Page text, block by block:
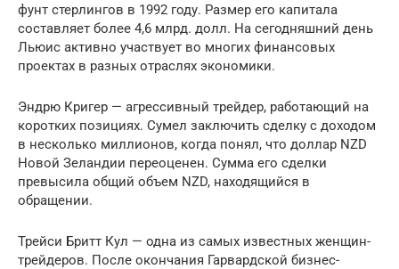
фунт стерлингов в 1992 году. Размер его капитала
составляет более 4,6 млрд. долл. На сегодняшний день
Льюис активно участвует во многих финансовых
проектах в разных отраслях экономики.
Эндрю Кригер — агрессивный трейдер, работающий на
коротких позициях. Сумел заключить сделку с доходом
в несколько миллионов, когда понял, что доллар NZD
Новой Зеландии переоценен. Сумма его сделки
превысила общий объем NZD, находящийся в
обращении.
Трейси Бритт Кул — одна из самых известных женщин-
трейдеров. После окончания Гарвардской бизнес-